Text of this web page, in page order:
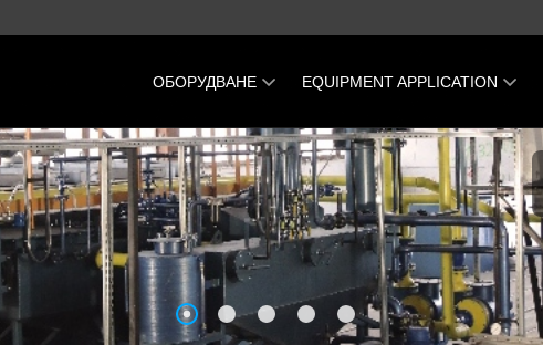
ОБОРУДВАНЕ
Затворена Пиролизна
инсталация Пиротекс
KVARK-500 Барабанна пещ
Газогенератор «УГЛАС-800»
Мини рафинерия на завод
Линията «Константа» за
преработка на въглерод
EQUIPMENT APPLICATION
Recycling and utilization of
scrap tires
Recycling and utilization of
plastic wastes and PET bottles
Recycling-and-utilization-of-oil-
Recycling and utilization of
printed circuit boards